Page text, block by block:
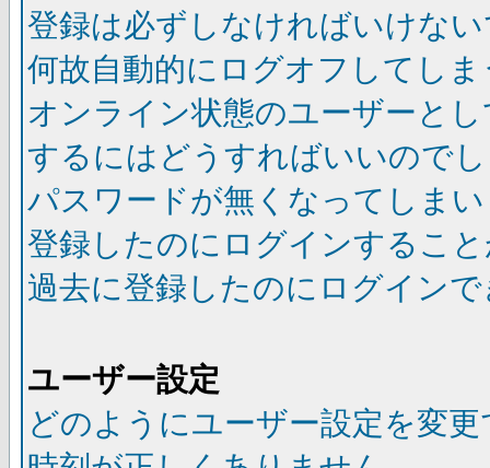
登録は必ずしなければいけな
何故自動的にログオフしてし
オンライン状態のユーザーと
するにはどうすればいいので
パスワードが無くなってしま
登録したのにログインするこ
過去に登録したのにログイン
ユーザー設定
どのようにユーザー設定を変